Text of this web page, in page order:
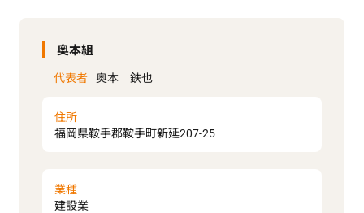
奥本組
代表者 奥本 鉄也
住所
福岡県鞍手郡鞍手町新延207-25
業種
建設業